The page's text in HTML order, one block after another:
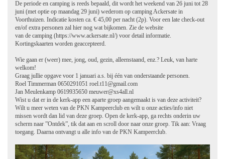
De periode en camping is reeds bepaald, dit wordt het weekend van 26 juni tot 28
juni (met optie op maandag 29 juni) wederom op camping Ackersate in
Voorthuizen. Indicatie kosten ca. € 45,00 per nacht (2p). Voor een late check-out
en/of extra personen zal hier nog wat bijkomen. Zie de website
van de camping (https://www.ackersate.nl/) voor detail informatie.
Kortingskaarten worden geaccepteerd.
Wie gaan er (weer) mee, jong, oud, gezin, alleenstaand, enz.? Leuk, van harte
welkom!
Graag jullie opgave voor 1 januari a.s. bij één van onderstaande personen.
Roel Timmerman 0650291051 roel.t11@gmail.com
Jan Meulenkamp 0619935650 meuwer@xs4all.nl
Wist u dat er in de kerk-app een aparte groep aangemaakt is van deze activiteit?
Wilt u meer weten van de PKN Kampeerclub en wilt u onze acties/info niet
missen wordt dan lid van deze groep. Open de kerk-app, ga rechts onderin uw
scherm naar ”Ontdek”, tik dat aan en scroll door naar onze groep. Tik aan: Vraag
toegang. Daarna ontvangt u alle info van de PKN Kampeerclub.